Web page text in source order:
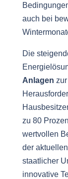
auch bei
Die
Anlagen
zu 80
wertvollen
der
staatlicher
innovative